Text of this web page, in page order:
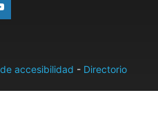
accesibilidad - Directorio